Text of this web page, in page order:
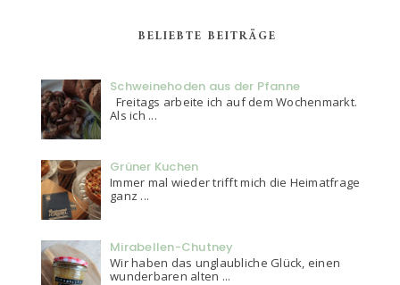
BELIEBTE BEITRÄGE
Schweinehoden aus der Pfanne
Freitags arbeite ich auf dem Wochenmarkt.
Als ich ...
Grüner Kuchen
Immer mal wieder trifft mich die Heimatfrage
ganz ...
Mirabellen-Chutney
Wir haben das unglaubliche Glück, einen
wunderbaren alten ...